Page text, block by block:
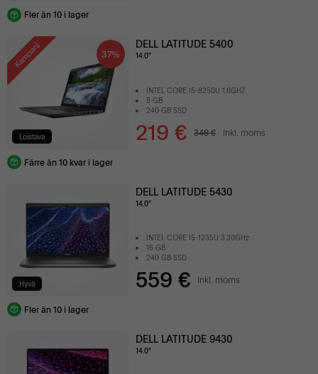
Fler än 10 i lager
Kampanj 37%
Loistava
DELL LATITUDE 5400
14.0"
INTEL CORE I5-8250U 1.6GHZ
8 GB
240 GB SSD
219 € 349 € Inkl. moms
Färre än 10 kvar i lager
Hyvä
DELL LATITUDE 5430
14.0"
INTEL CORE I5-1235U 3.30GHz
16 GB
240 GB SSD
559 € Inkl. moms
Fler än 10 i lager
DELL LATITUDE 9430
14.0"